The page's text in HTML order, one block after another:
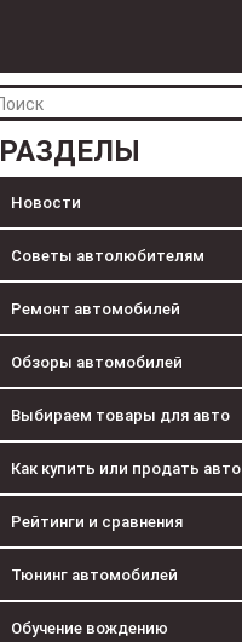
РАЗДЕЛЫ
Новости
Советы автолюбителям
Ремонт автомобилей
Обзоры автомобилей
Выбираем товары для авто
Как купить или продать авто
Рейтинги и сравнения
Тюнинг автомобилей
Обучение вождению